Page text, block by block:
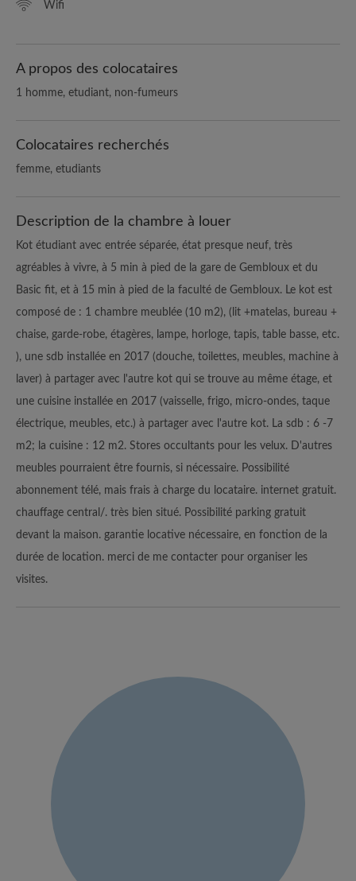
Wifi
A propos des colocataires
1 homme, etudiant, non-fumeurs
Colocataires recherchés
femme, etudiants
Description de la chambre à louer
Kot étudiant avec entrée séparée, état presque neuf, très
agréables à vivre, à 5 min à pied de la gare de Gembloux et du
Basic fit, et à 15 min à pied de la faculté de Gembloux. Le kot est
composé de : 1 chambre meublée (10 m2), (lit +matelas, bureau +
chaise, garde-robe, étagères, lampe, horloge, tapis, table basse, etc.
), une sdb installée en 2017 (douche, toilettes, meubles, machine à
laver) à partager avec l'autre kot qui se trouve au même étage, et
une cuisine installée en 2017 (vaisselle, frigo, micro-ondes, taque
électrique, meubles, etc.) à partager avec l'autre kot. La sdb : 6 -7
m2; la cuisine : 12 m2. Stores occultants pour les velux. D'autres
meubles pourraient être fournis, si nécessaire. Possibilité
abonnement télé, mais frais à charge du locataire. internet gratuit.
chauffage central/. très bien situé. Possibilité parking gratuit
devant la maison. garantie locative nécessaire, en fonction de la
durée de location. merci de me contacter pour organiser les
visites.